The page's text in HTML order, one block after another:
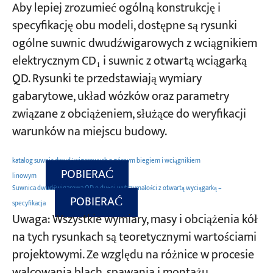
Aby lepiej zrozumieć ogólną konstrukcję i
specyfikację obu modeli, dostępne są rysunki
ogólne suwnic dwudźwigarowych z wciągnikiem
elektrycznym CD₁ i suwnic z otwartą wciągarką
QD. Rysunki te przedstawiają wymiary
gabarytowe, układ wózków oraz parametry
związane z obciążeniem, służące do weryfikacji
warunków na miejscu budowy.
katalog suwnic dwudźwigarowych z górnym biegiem i wciągnikiem
linowym
POBIERAĆ
Suwnica dwudźwigarowa QD o dużej wytrzymałości z otwartą wyciągarką –
specyfikacja
POBIERAĆ
Uwaga: Wszystkie wymiary, masy i obciążenia kół
na tych rysunkach są teoretycznymi wartościami
projektowymi. Ze względu na różnice w procesie